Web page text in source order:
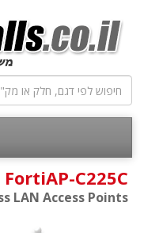
C225C
LAN Access Points